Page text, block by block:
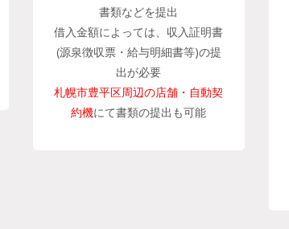
書類などを提出
借入金額によっては、収入証明書
(源泉徴収票・給与明細書等)の提
出が必要
札幌市豊平区周辺の店舗・自動契
約機にて書類の提出も可能